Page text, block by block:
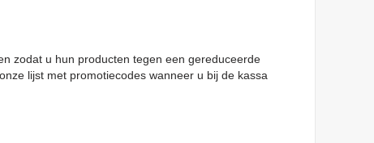
zodat u hun producten tegen een gereduceerde
lijst met promotiecodes wanneer u bij de kassa